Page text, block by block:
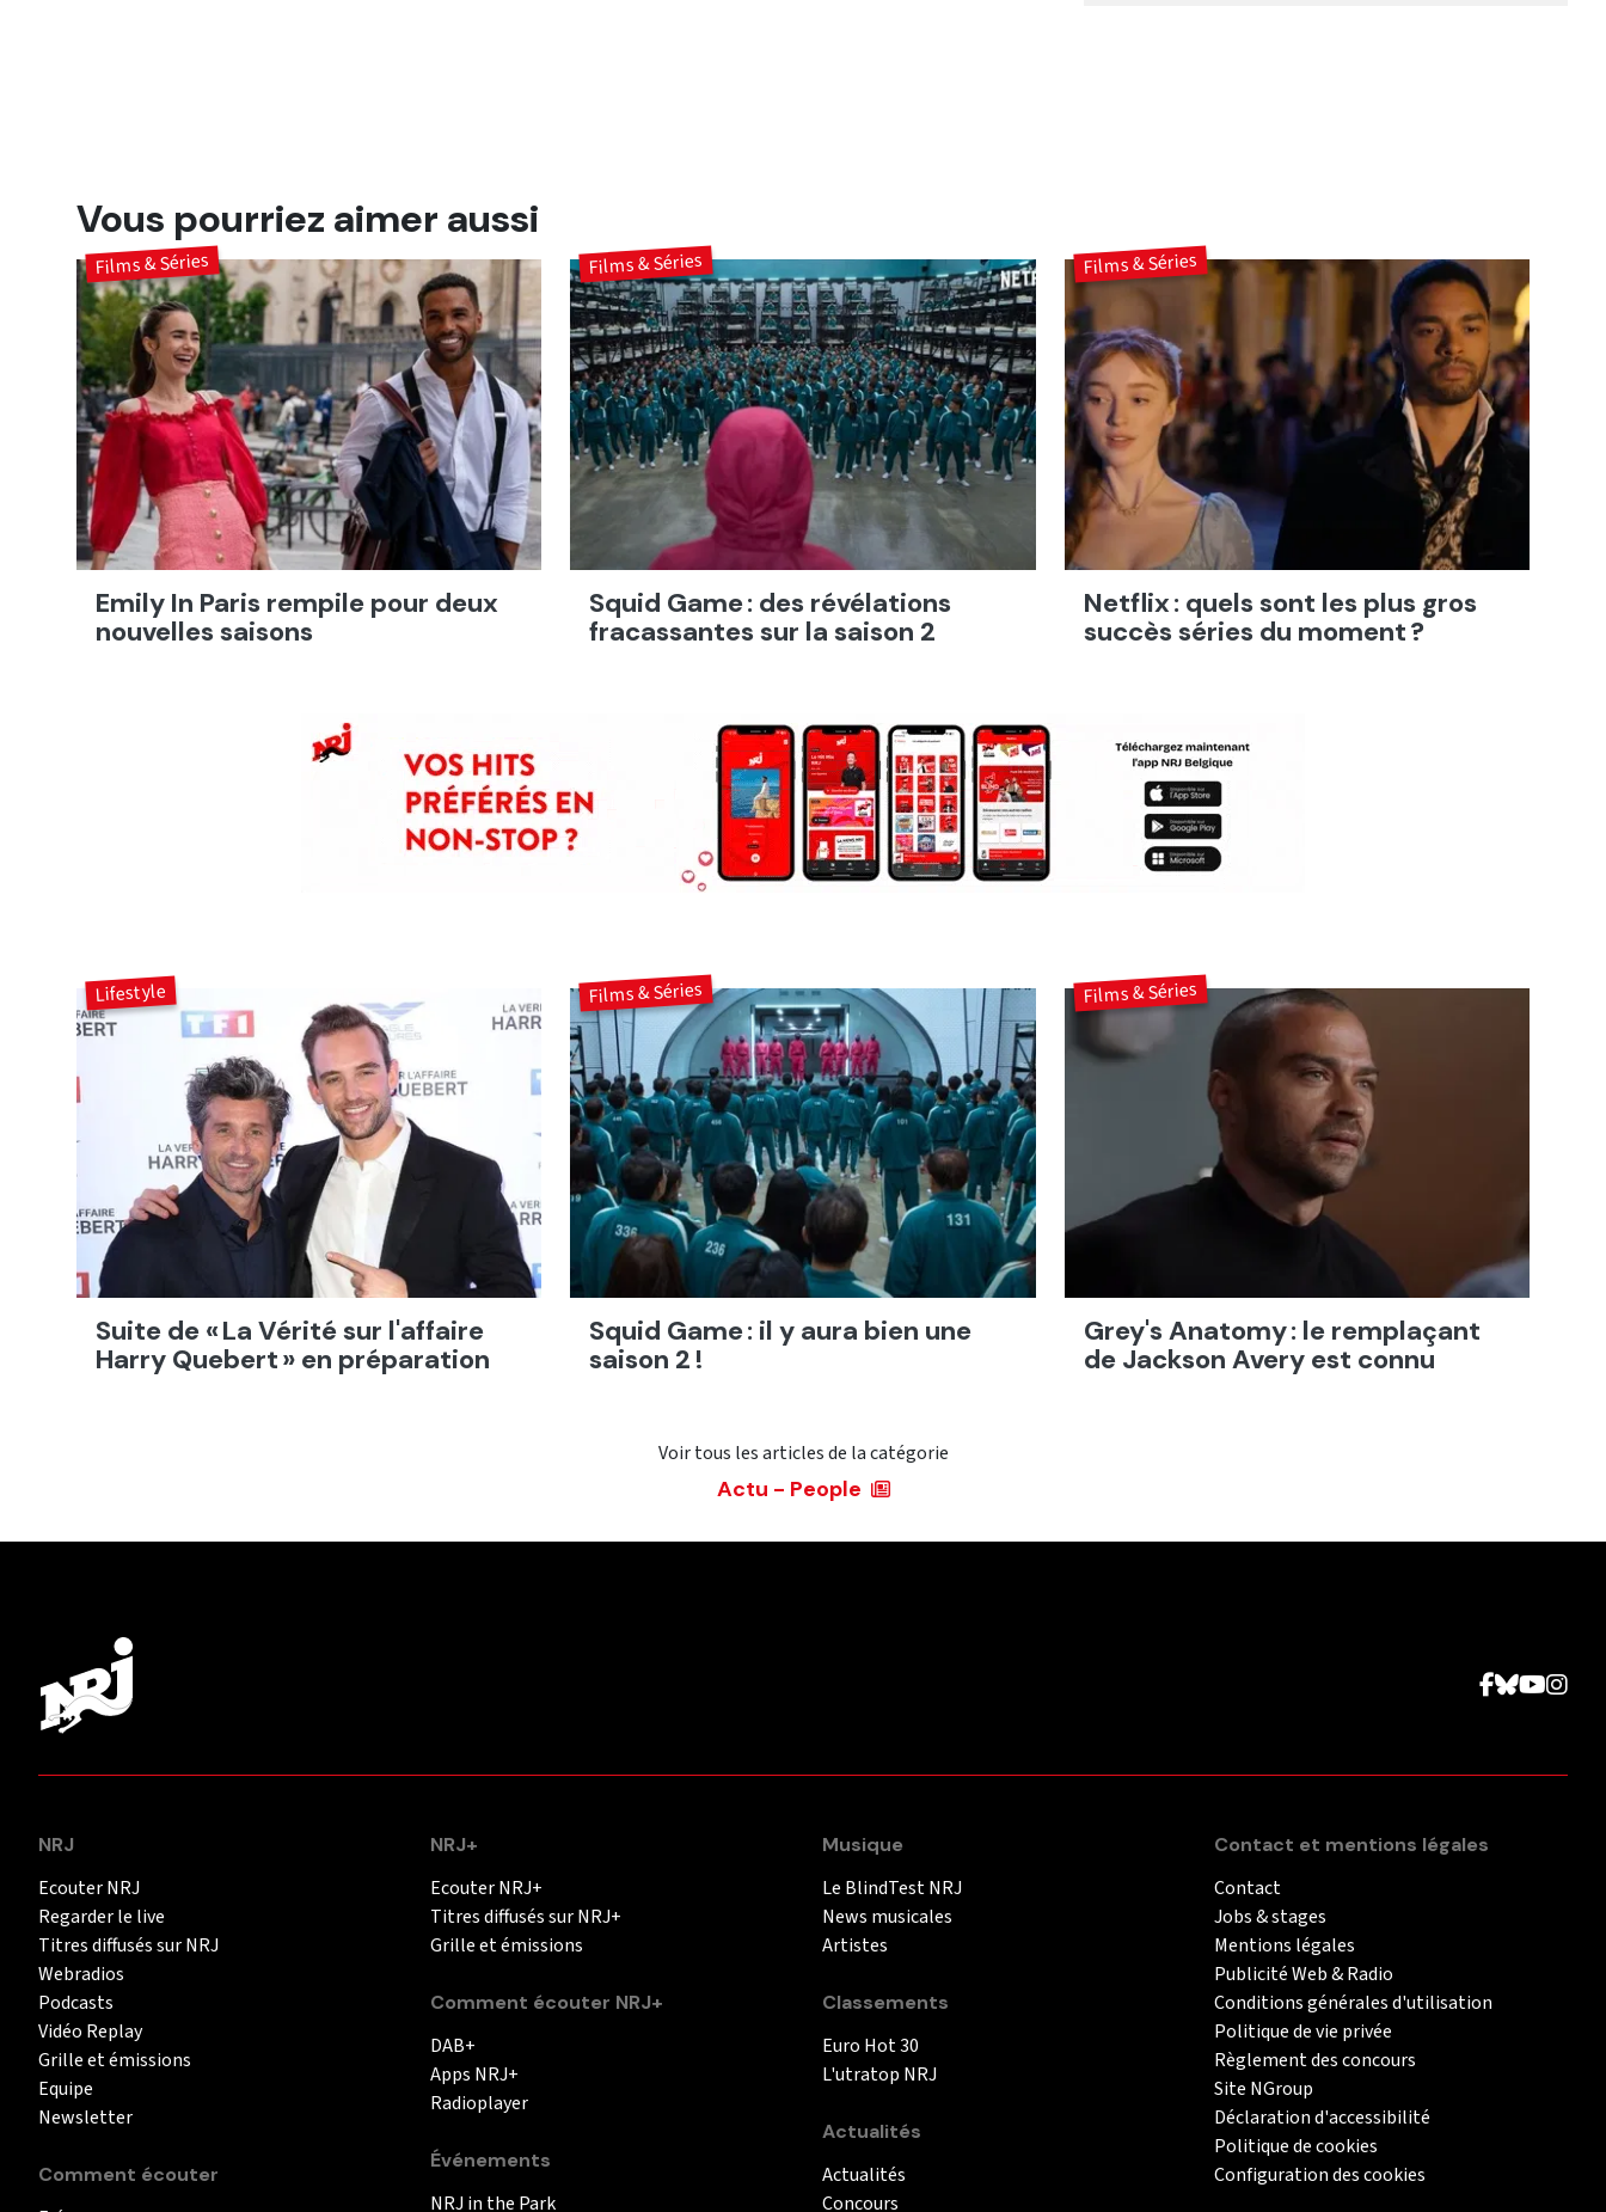
Vous pourriez aimer aussi
Emily In Paris rempile pour deux
nouvelles saisons
Films & Séries
Squid Game : des révélations
fracassantes sur la saison 2
Films & Séries
Netflix : quels sont les plus gros
succès séries du moment ?
Films & Séries
Suite de « La Vérité sur l'affaire
Harry Quebert » en préparation
Lifestyle
Squid Game : il y aura bien une
saison 2 !
Films & Séries
Grey's Anatomy : le remplaçant
de Jackson Avery est connu
Films & Séries
Voir tous les articles de la catégorie
Actu - People
NRJ
Ecouter NRJ
Regarder le live
Titres diffusés sur NRJ
Webradios
Podcasts
Vidéo Replay
Grille et émissions
Equipe
Newsletter
Comment écouter
NRJ+
Ecouter NRJ+
Titres diffusés sur NRJ+
Grille et émissions
Comment écouter NRJ+
DAB+
Apps NRJ+
Radioplayer
Événements
NRJ in the Park
Musique
Le BlindTest NRJ
News musicales
Artistes
Classements
Euro Hot 30
L'utratop NRJ
Actualités
Actualités
Concours
Contact et mentions légales
Contact
Jobs & stages
Mentions légales
Publicité Web & Radio
Conditions générales d'utilisation
Politique de vie privée
Règlement des concours
Site NGroup
Déclaration d'accessibilité
Politique de cookies
Configuration des cookies